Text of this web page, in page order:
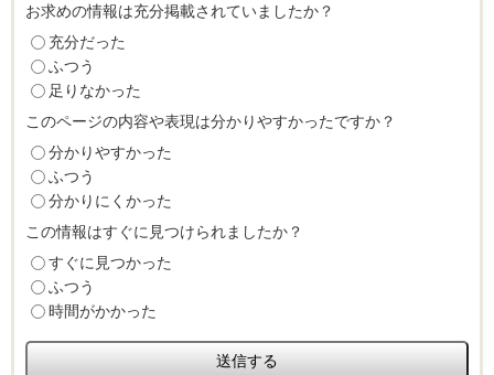
お求めの情報は充分掲載されていましたか？
充分だった
ふつう
足りなかった
このページの内容や表現は分かりやすかったですか？
分かりやすかった
ふつう
分かりにくかった
この情報はすぐに見つけられましたか？
すぐに見つかった
ふつう
時間がかかった